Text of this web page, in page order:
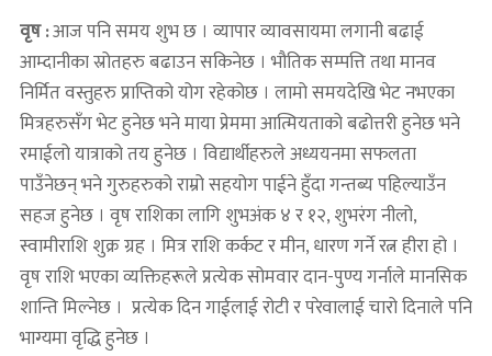
वृष :आज पनि समय शुभ छ । व्यापार व्यावसायमा लगानी बढाई
आम्दानीका स्रोतहरु बढाउन सकिनेछ । भौतिक सम्पत्ति तथा मानव
निर्मित वस्तुहरु प्राप्तिको योग रहेकोछ । लामो समयदेखि भेट नभएका
मित्रहरुसँग भेट हुनेछ भने माया प्रेममा आत्मियताको बढोत्तरी हुनेछ भने
रमाईलो यात्राको तय हुनेछ । विद्यार्थीहरुले अध्ययनमा सफलता
पाउँनेछन् भने गुरुहरुको राम्रो सहयोग पाईने हुँदा गन्तब्य पहिल्याउँन
सहज हुनेछ । वृष राशिका लागि शुभअंक ४ र १२, शुभरंग नीलो,
स्वामीराशि शुक्र ग्रह । मित्र राशि कर्कट र मीन, धारण गर्ने रत्न हीरा हो ।
वृष राशि भएका व्यक्तिहरूले प्रत्येक सोमवार दान-पुण्य गर्नाले मानसिक
शान्ति मिल्नेछ । प्रत्येक दिन गाईलाई रोटी र परेवालाई चारो दिनाले पनि
भाग्यमा वृद्धि हुनेछ ।